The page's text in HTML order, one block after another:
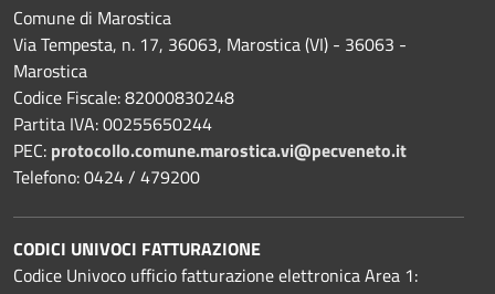
Comune di Marostica
Via Tempesta, n. 17, 36063, Marostica (VI) - 36063 -
Marostica
Codice Fiscale: 82000830248
Partita IVA: 00255650244
PEC: protocollo.comune.marostica.vi@pecveneto.it
Telefono: 0424 / 479200
CODICI UNIVOCI FATTURAZIONE
Codice Univoco ufficio fatturazione elettronica Area 1: